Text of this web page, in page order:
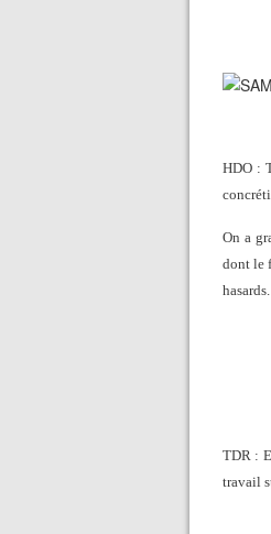
HDO :
On a
dont le
TDR :
travail